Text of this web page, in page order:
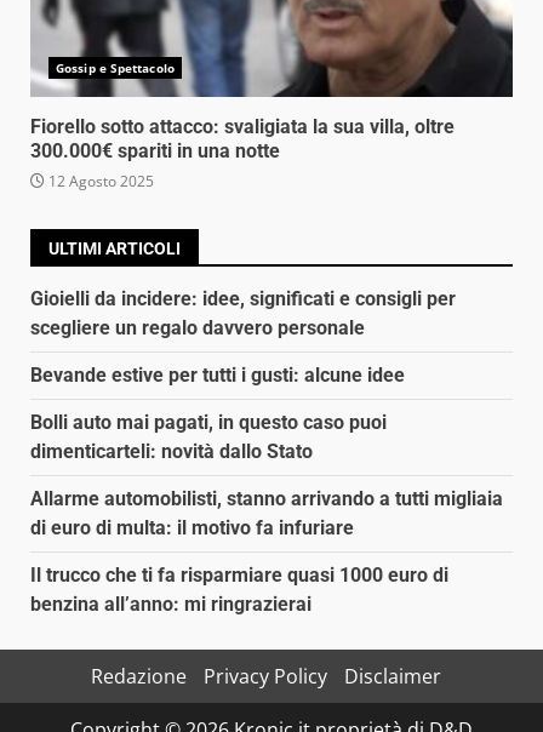
Gossip e Spettacolo
Fiorello sotto attacco: svaligiata la sua villa, oltre
300.000€ spariti in una notte
12 Agosto 2025
ULTIMI ARTICOLI
Gioielli da incidere: idee, significati e consigli per
scegliere un regalo davvero personale
Bevande estive per tutti i gusti: alcune idee
Bolli auto mai pagati, in questo caso puoi
dimenticarteli: novità dallo Stato
Allarme automobilisti, stanno arrivando a tutti migliaia
di euro di multa: il motivo fa infuriare
Il trucco che ti fa risparmiare quasi 1000 euro di
benzina all’anno: mi ringrazierai
Redazione Privacy Policy
Disclaimer